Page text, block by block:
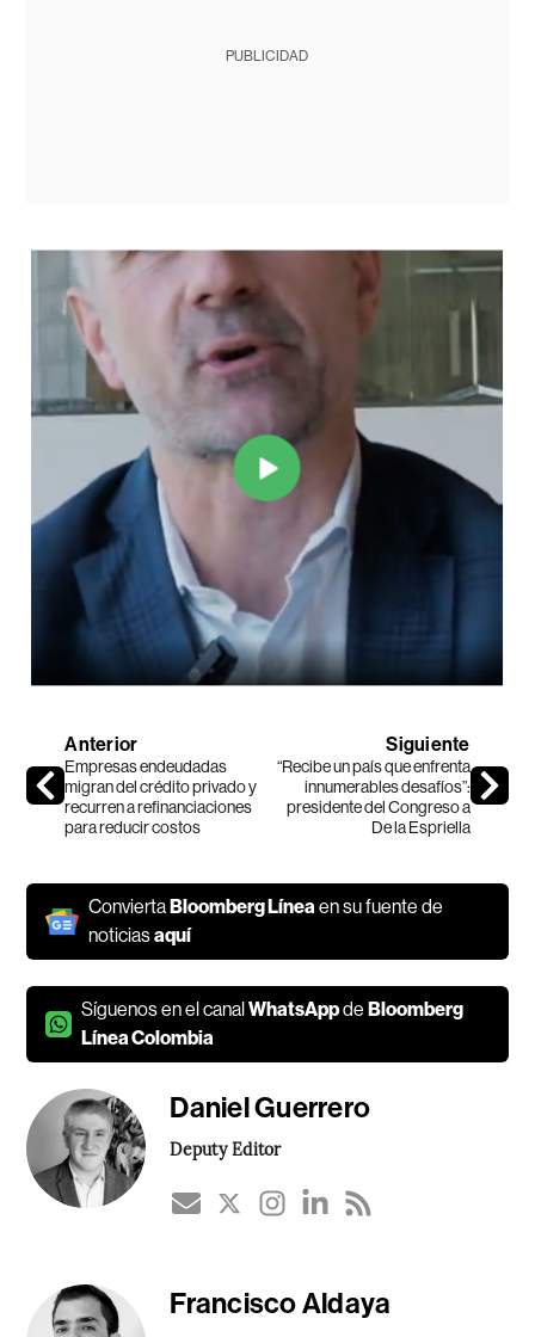
PUBLICIDAD
Anterior
Empresas endeudadas
migran del crédito privado y
recurren a refinanciaciones
para reducir costos
Siguiente
“Recibe un país que enfrenta
innumerables desafíos”:
presidente del Congreso a
De la Espriella
ConviertaBloomberg Líneaen su fuente de
noticiasaquí
Síguenos en el canalWhatsAppdeBloomberg
Línea Colombia
Daniel Guerrero
Deputy Editor
Francisco Aldaya